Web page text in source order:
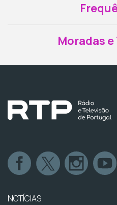
Moradas
NOTÍCIAS